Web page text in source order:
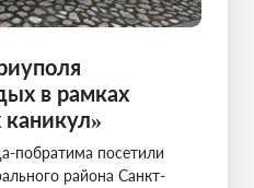
в рамках
побратима посетили
района Санкт-